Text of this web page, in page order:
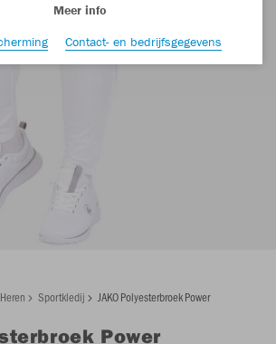
Heren Sportkledij JAKO Polyesterbroek Power
Power
Meer info
Contact- en bedrijfsgegevens